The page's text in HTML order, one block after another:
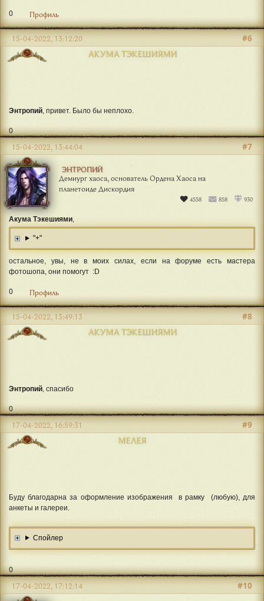
0 Профиль
АКУМА ТЭКЕШИЯМИ
#6
15-04-2022, 13:12:20
Энтропий , привет. Было бы неплохо.
0
ЭНТРОПИЙ
Демиург хаоса, основатель Ордена Хаоса на
планетоиде Дискордия
4558 858 930
#7
15-04-2022, 13:44:04
Акума Тэкешиями
"+"
остальное, увы, не в моих силах, если на форуме есть мастера
фотошопа, они помогут :D
0 Профиль
АКУМА ТЭКЕШИЯМИ
#8
15-04-2022, 13:49:13
Энтропий, спасибо
0
МЕЛЕЯ
#9
17-04-2022, 16:59:31
Буду благодарна за оформление изображения в рамку (любую), для
анкеты и галереи.
Спойлер
0
#10
17-04-2022, 17:12:14